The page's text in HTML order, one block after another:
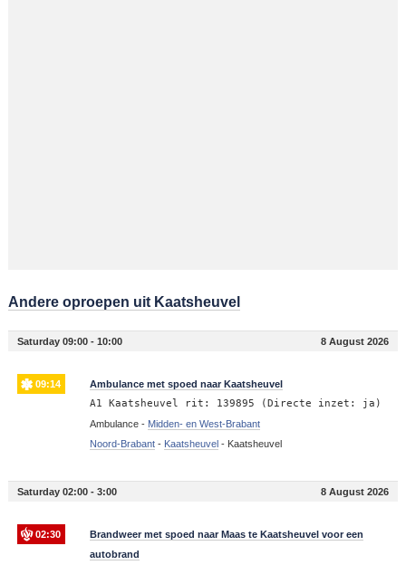
Andere oproepen uit Kaatsheuvel
Saturday 09:00 - 10:00 8 August 2026
09:14 Ambulance met spoed naar Kaatsheuvel
A1 Kaatsheuvel rit: 139895 (Directe inzet: ja)
Ambulance - Midden- en West-Brabant
Noord-Brabant- Kaatsheuvel - Kaatsheuvel
Saturday 02:00 - 3:00 8 August 2026
02:30
Brandweer met spoed naar Maas te Kaatsheuvel voor een
autobrand